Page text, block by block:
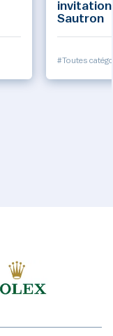
invitation
Sautron
#Toutes